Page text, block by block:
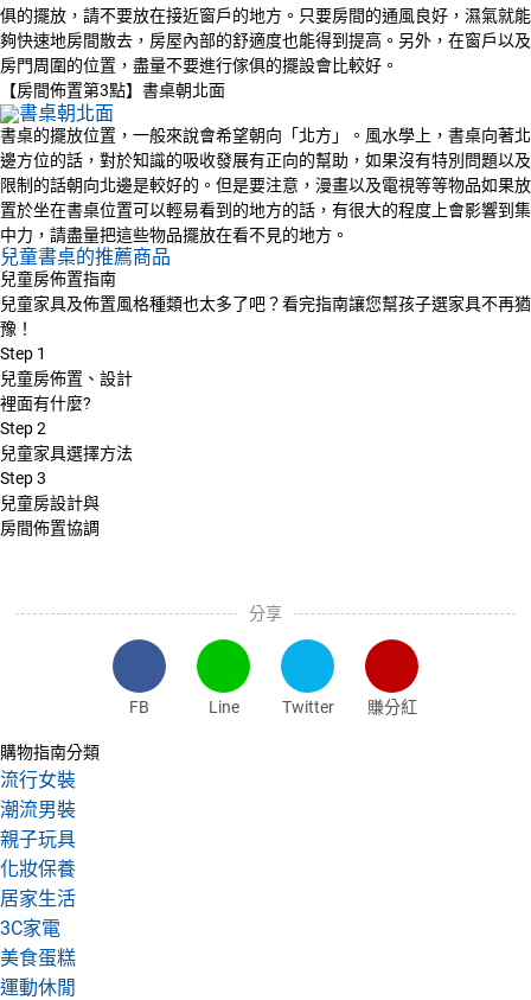
俱的擺放，請不要放在接近窗戶的地方。只要房間的通風良好，濕氣就能
夠快速地房間散去，房屋內部的舒適度也能得到提高。另外，在窗戶以及
房門周圍的位置，盡量不要進行傢俱的擺設會比較好。
【房間佈置第3點】書桌朝北面
書桌的擺放位置，一般來說會希望朝向「北方」。風水學上，書桌向著北
邊方位的話，對於知識的吸收發展有正向的幫助，如果沒有特別問題以及
限制的話朝向北邊是較好的。但是要注意，漫畫以及電視等等物品如果放
置於坐在書桌位置可以輕易看到的地方的話，有很大的程度上會影響到集
中力，請盡量把這些物品擺放在看不見的地方。
兒童書桌的推薦商品
兒童房佈置指南
兒童家具及佈置風格種類也太多了吧？看完指南讓您幫孩子選家具不再猶
豫！
Step 1
兒童房佈置、設計
裡面有什麼?
Step2
兒童家具選擇方法
Step3
兒童房設計與
房間佈置協調
分享
FB Line Twitter 賺分紅
購物指南分類
流行女裝
潮流男裝
親子玩具
化妝保養
居家生活
3C家電
美食蛋糕
運動休閒